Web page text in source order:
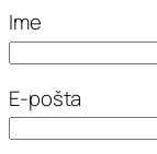
Ime
E-pošta